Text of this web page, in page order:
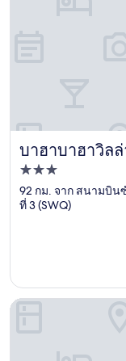
บาฮาบาฮาวิล
บาฮาบาฮาวิลล่าส์
ที่พัก
3.0
ดาว
92 กม. จาก สนามบิ
ที่ 3 (SWQ)
ออมเบ วิลลา